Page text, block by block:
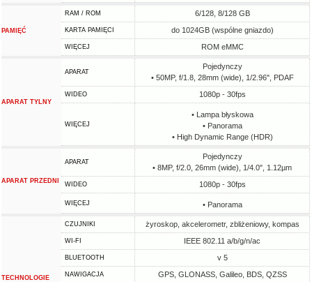
PAMIĘĆ
RAM / ROM 6/128, 8/128 GB
KARTA PAMIĘCI do 1024GB (wspólne gniazdo)
WIĘCEJ ROM eMMC
APARAT TYLNY
APARAT
Pojedynczy
• 50MP, f/1.8, 28mm (wide), 1/2.96", PDAF
WIDEO 1080p - 30fps
WIĘCEJ
• Lampa błyskowa
• Panorama
• High Dynamic Range (HDR)
APARAT PRZEDNI
APARAT
Pojedynczy
• 8MP, f/2.0, 26mm (wide), 1/4.0", 1.12µm
WIDEO 1080p - 30fps
WIĘCEJ • Panorama
TECHNOLOGIE
CZUJNIKI żyroskop, akcelerometr, zbliżeniowy, kompas
WI-FI IEEE 802.11 a/b/g/n/ac
BLUETOOTH v 5
NAWIGACJA GPS, GLONASS, Galileo, BDS, QZSS